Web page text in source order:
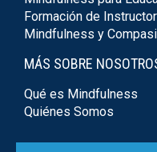
Formación de
Mindfulness y
MÁS SOBRE
Qué es Mindfulness
Quiénes Somos